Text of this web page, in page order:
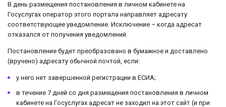
В день размещения постановления в личном кабинете на
Госуслугах оператор этого портала направляет адресату
соответствующее уведомление. Исключение – когда адресат
отказался от получения уведомлений.
Постановление будет преобразовано в бумажное и доставлено
(вручено) адресату обычной почтой, если:
у него нет завершенной регистрации в ЕСИА;
в течение 7 дней со дня размещения постановления в личном
кабинете на Госуслугах адресат не заходил на этот сайт (и при